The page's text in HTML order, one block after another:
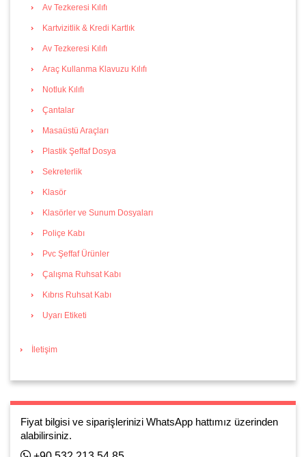
Av Tezkeresi Kılıfı
Kartvizitlik & Kredi Kartlık
Av Tezkeresi Kılıfı
Araç Kullanma Klavuzu Kılıfı
Notluk Kılıfı
Çantalar
Masaüstü Araçları
Plastik Şeffaf Dosya
Sekreterlik
Klasör
Klasörler ve Sunum Dosyaları
Poliçe Kabı
Pvc Şeffaf Ürünler
Çalışma Ruhsat Kabı
Kıbrıs Ruhsat Kabı
Uyarı Etiketi
İletişim
Fiyat bilgisi ve siparişlerinizi WhatsApp hattımız üzerinden
alabilirsiniz.